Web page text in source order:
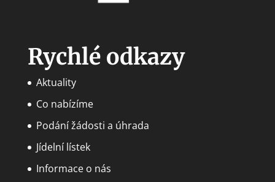
Rychlé odkazy
Aktuality
Co nabízíme
Podání žádosti a úhrada
Jídelní lístek
Informace o nás